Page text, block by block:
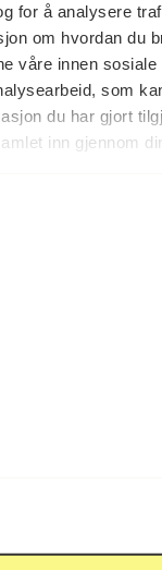
for å analysere
om hvordan du
våre innen sosiale
som
du har gjort
inn gjennom